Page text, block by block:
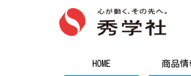
HOME 商品情